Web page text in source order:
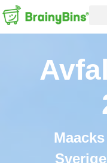
Maacks
Sverige